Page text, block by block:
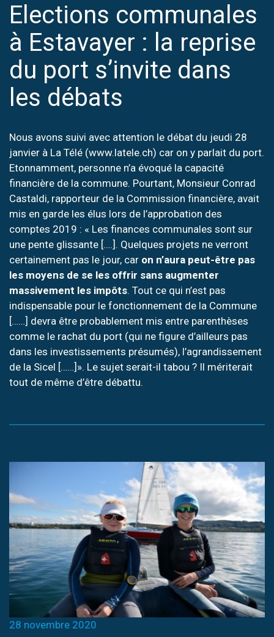
Elections communales
à Estavayer : la reprise
du port s’invite dans
les débats
Nous avons suivi avec attention le débat du jeudi 28
janvier à La Télé (www.latele.ch) car on y parlait du port.
Etonnamment, personne n’a évoqué la capacité
financière de la commune. Pourtant, Monsieur Conrad
Castaldi, rapporteur de la Commission financière, avait
mis en garde les élus lors de l’approbation des
comptes 2019 : « Les finances communales sont sur
une pente glissante [….]. Quelques projets ne verront
certainement pas le jour, car on n’aura peut-être pas
les moyens de se les offrir sans augmenter
massivement les impôts. Tout ce qui n’est pas
indispensable pour le fonctionnement de la Commune
[……] devra être probablement mis entre parenthèses
comme le rachat du port (qui ne figure d’ailleurs pas
dans les investissements présumés), l’agrandissement
de la Sicel [……]». Le sujet serait-il tabou ? Il mériterait
tout de même d’être débattu.
28 novembre 2020